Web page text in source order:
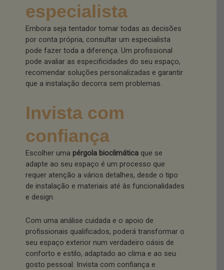
especialista
Embora seja tentador tomar todas as decisões
por conta própria, consultar um especialista
pode fazer toda a diferença. Um profissional
pode avaliar as especificidades do seu espaço,
recomendar soluções personalizadas e garantir
que a instalação decorra sem problemas.
Invista com
confiança
Escolher uma pérgola bioclimática que se
adapte ao seu espaço é um processo que
requer atenção a vários detalhes, desde o tipo
de instalação e materiais até às funcionalidades
e design.
Com uma análise cuidada e o apoio de
profissionais qualificados, poderá transformar o
seu espaço exterior num verdadeiro oásis de
conforto e estilo, adaptado ao clima e ao seu
gosto pessoal. Invista com confiança e